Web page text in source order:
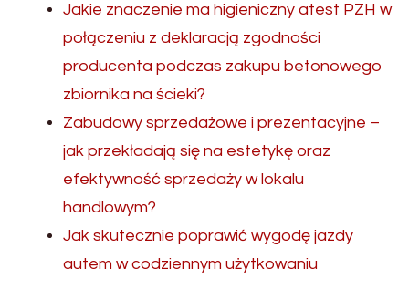
Jakie znaczenie ma higieniczny atest PZH w
połączeniu z deklaracją zgodności
producenta podczas zakupu betonowego
zbiornika na ścieki?
Zabudowy sprzedażowe i prezentacyjne –
jak przekładają się na estetykę oraz
efektywność sprzedaży w lokalu
handlowym?
Jak skutecznie poprawić wygodę jazdy
autem w codziennym użytkowaniu